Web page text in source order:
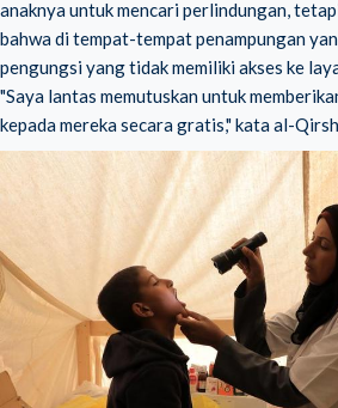
anaknya untuk mencari perlindungan,
bahwa di tempat-tempat penampungan
pengungsi yang tidak memiliki akses ke
"Saya lantas memutuskan untuk
kepada mereka secara gratis," kata al-